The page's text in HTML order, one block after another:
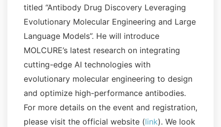
titled “Antibody Drug Discovery Leveraging
Evolutionary Molecular Engineering and Large
Language Models”. He will introduce
MOLCURE’s latest research on integrating
cutting-edge AI technologies with
evolutionary molecular engineering to design
and optimize high-performance antibodies.
For more details on the event and registration,
please visit the official website (link). We look